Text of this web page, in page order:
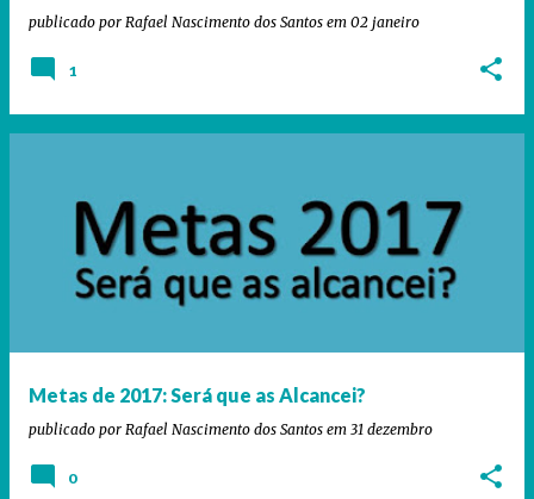
publicado por Rafael Nascimento dos Santos em 02 janeiro
1
Metas de 2017: Será que as Alcancei?
publicado por Rafael Nascimento dos Santos em 31 dezembro
0